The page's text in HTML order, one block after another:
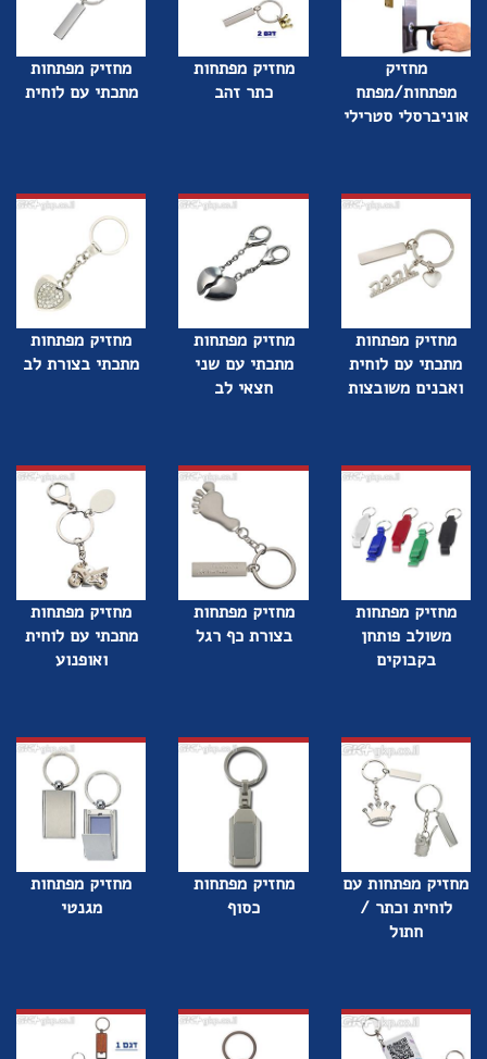
מחזיק
מפתחות/מפתח
אוניברסלי סטרילי
מחזיק מפתחות
כתר זהב
מחזיק מפתחות
מתכתי עם לוחית
מחזיק מפתחות
מתכתי עם לוחית
ואבנים משובצות
מחזיק מפתחות
מתכתי עם שני
חצאי לב
מחזיק מפתחות
מתכתי בצורת לב
מחזיק מפתחות
משולב פותחן
בקבוקים
מחזיק מפתחות
בצורת כף רגל
מחזיק מפתחות
מתכתי עם לוחית
ואופנוע
מחזיק מפתחות עם
לוחית וכתר /
חתול
מחזיק מפתחות
כסוף
מחזיק מפתחות
מגנטי